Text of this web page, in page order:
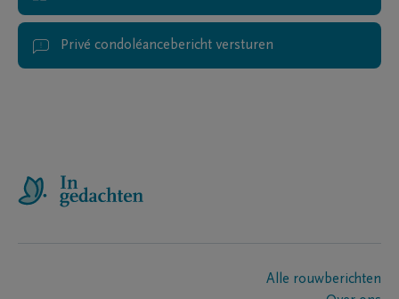
Privé condoléancebericht versturen
Alle rouwberichten